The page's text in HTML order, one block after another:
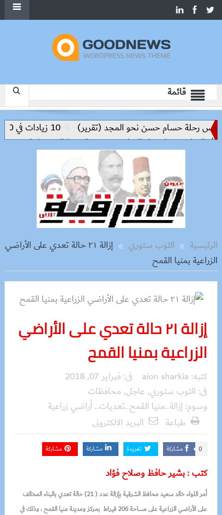
قائمة
رحلة حسام حسن نحو المجد (تقرير)
10 زيادات في 10 سنوات.. هل حان الوقت لرفع دعم البنزين نهائيا؟
مفتاح بناء السلام وتحقيق التنمية المستدامة
الرئيسية التوب ستوري
إزالة ٢١ حالة تعدي على الأراضي
الزراعية بمنيا القمح
إزالة ٢١ حالة تعدي على الأراضي
الزراعية بمنيا القمح
كتبه: aion sharkia فى: فبراير 07, 2018
فى: التوب ستوري, عاجل, محافظات
وسوم: إزالة..منيا القمح..تعديات.. أراضي زراعية
طباعة
البريد الالكترونى
مشاركة 0 تغريدة مشاركة مشاركة
كتب : بشير حافظ وصلاح فؤاد
أمر اللواء خالد سعيد محافظ الشرقية
بإزالة عدد ( 21) حالة تعدي بالبناء المخالف
على الأراضي الزراعية على مساحة 206 قيراط بمركز ومدينة منيا القمح ،
وذلك في